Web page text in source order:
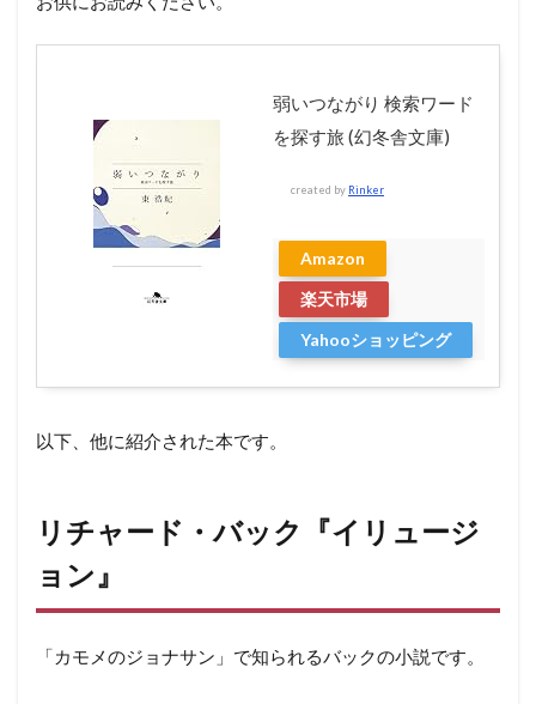
弱いつながり 検索ワード
を探す旅 (幻冬舎文庫)
created by Rinker
Amazon
楽天市場
Yahooショッピング
以下、他に紹介された本です。
リチャード・バック『イリュージ
ョン』
「カモメのジョナサン」で知られるバックの小説です。